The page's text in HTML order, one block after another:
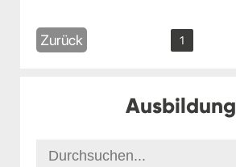
Zurück 1
Ausbildung